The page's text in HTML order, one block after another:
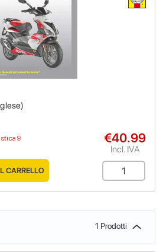
9
€40.99
Incl. IVA
CARRELLO
1 Prodotti